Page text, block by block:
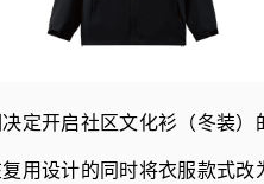
定开启社区文化衫（冬装
用设计的同时将衣服款式